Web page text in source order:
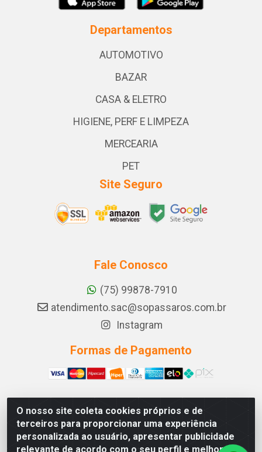
O nosso site coleta cookies próprios e de
terceiros para proporcionar uma experiência
personalizada ao usuário, apresentar publicidade
relevante de acordo com o seu perfil e melhorar a
Departamentos
AUTOMOTIVO
BAZAR
CASA & ELETRO
HIGIENE, PERF E LIMPEZA
MERCEARIA
PET
Site Seguro
Fale Conosco
(75) 99878-7910
atendimento.sac@sopassaros.com.br
Instagram
Formas de Pagamento
A PINA DOS SANTOS DELEZZOTTE LTDA - RODOVIA BA
233, 27 - ZONA RURAL, ITABERABA/BA - CEP 46.880-
000 - CNPJ 30.578.948/0001-90